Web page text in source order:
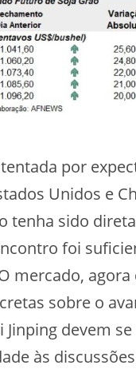
por
Unidos e
tenha sido
foi
mercado,
sobre o
Jinping devem
às